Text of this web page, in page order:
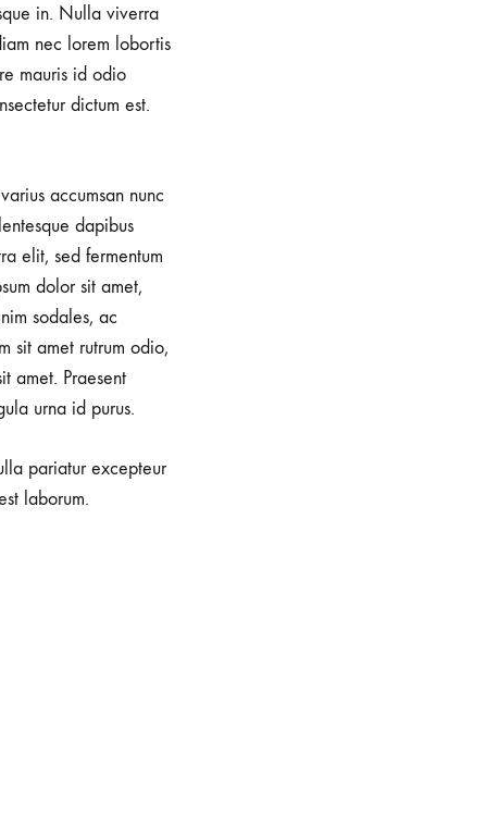
in. Nulla viverra
nec lorem lobortis
mauris id odio
dictum est.
accumsan nunc
dapibus
elit, sed fermentum
dolor sit amet,
sodales, ac
sit amet rutrum odio,
amet. Praesent
urna id purus.
pariatur excepteur
laborum.